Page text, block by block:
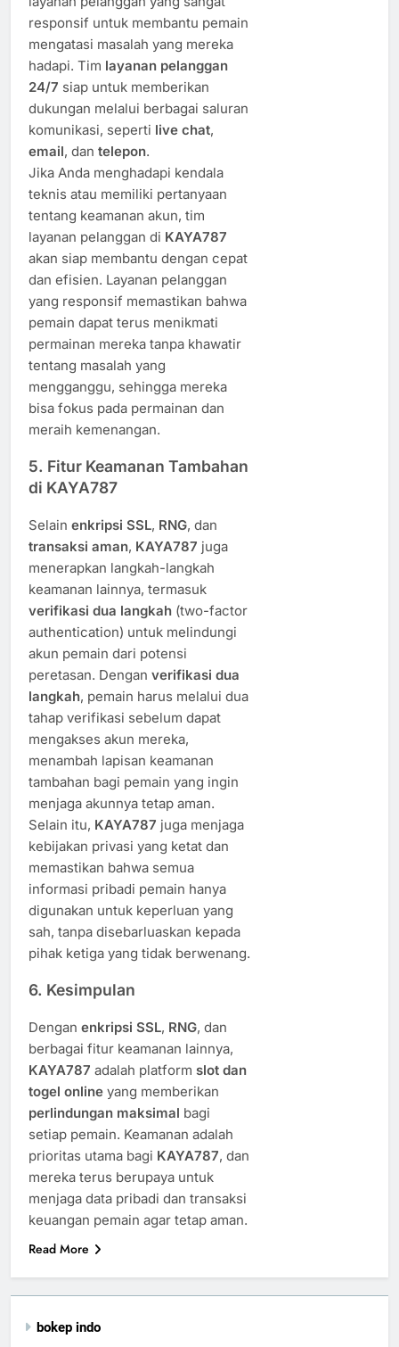
responsif untuk membantu pemain
mengatasi masalah yang mereka
hadapi. Tim layanan pelanggan
24/7 siap untuk memberikan
dukungan melalui berbagai saluran
komunikasi, seperti live chat,
email, dan telepon.
Jika Anda menghadapi kendala
teknis atau memiliki pertanyaan
tentang keamanan akun, tim
layanan pelanggan di KAYA787
akan siap membantu dengan cepat
dan efisien. Layanan pelanggan
yang responsif memastikan bahwa
pemain dapat terus menikmati
permainan mereka tanpa khawatir
tentang masalah yang
mengganggu, sehingga mereka
bisa fokus pada permainan dan
meraih kemenangan.
5. Fitur Keamanan Tambahan
di KAYA787
Selain enkripsi SSL, RNG, dan
transaksi aman, KAYA787 juga
menerapkan langkah-langkah
keamanan lainnya, termasuk
verifikasi dua langkah (two-factor
authentication) untuk melindungi
akun pemain dari potensi
peretasan. Dengan verifikasi dua
langkah, pemain harus melalui dua
tahap verifikasi sebelum dapat
mengakses akun mereka,
menambah lapisan keamanan
tambahan bagi pemain yang ingin
menjaga akunnya tetap aman.
Selain itu, KAYA787 juga menjaga
kebijakan privasi yang ketat dan
memastikan bahwa semua
informasi pribadi pemain hanya
digunakan untuk keperluan yang
sah, tanpa disebarluaskan kepada
pihak ketiga yang tidak berwenang.
6. Kesimpulan
Dengan enkripsi SSL, RNG, dan
berbagai fitur keamanan lainnya,
KAYA787 adalah platform slot dan
togel online yang memberikan
perlindungan maksimal bagi
setiap pemain. Keamanan adalah
prioritas utama bagi KAYA787, dan
mereka terus berupaya untuk
menjaga data pribadi dan transaksi
keuangan pemain agar tetap aman.
Read More
bokep indo